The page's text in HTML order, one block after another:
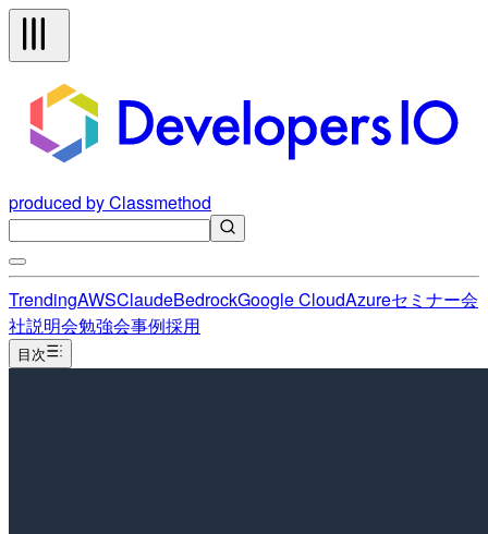
produced by Classmethod
TrendingAWSClaudeBedrockGoogle CloudAzureセミナー会
社説明会勉強会事例採用
目次